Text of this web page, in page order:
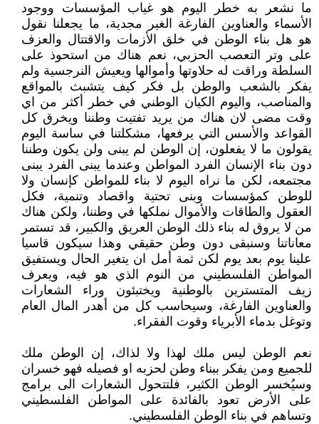
ما نشعر به خطر اليوم هو غياب المؤسسات ووجود
الأسماء والعناوين الفارغة الغير مجدية، ما يجعلنا نقول
هو هل بناء الوطن في خلق الأزمات والاقتتال والعزف
على وتر التعصب الحزبي، نعم هناك من استحوذ على
السلطة وراقت له حلاوتها وأموالها ويعيش النرجسية ولم
يفكر بالشعب والوطن بل فكر كيف يتشبث بالمواقع
والمناصب، واليوم الكيان الوطني في خطر أكثر من اي
وقت مضى لان هناك من يريد تفتيت وطننا ويخرق كل
القواعد والأسس التي يرفعها، مشكلتنا في ساسة اليوم
يقولون ما لا يفعلون، إن الوطن لم يبنى ولن يكون وطننا
دون بناء الإنسان الفرد المواطن وعندما يبنى الفرد يبنى
مجتمعه، لكن ما نراه اليوم لا بناء للمواطن كإنسان ولا
للوطن كمؤسسات وبنى تحتية واقصاد وتنمية، فكل
العقول والطاقات والأموال نملكها في وطننا، ولكن هناك
من لا يروق له بناء ذلك الوطن العريق والكبير، قد تستمر
معاناتنا وسنبقى دون وطن حقيقي وهذا سيكون قاسيا
علينا يوم بعد يوم لكن ثمة أمل ان يتغير الحال ويستفيق
المواطن الفلسطيني من النوم الذي هو فيه، ويعرف
زيف المتسترين بالوطنية ويختبئون وراء الشعارات
والعناوين الفارغة، وسيحاسب كل من أهدر المال العام
وتوغل بدماء الأبرياء وقوت الفقراء.
نعم الوطن ليس ملك لهذا ولا لذاك، إن الوطن ملك
للجميع ومن يفكر ببناء وطن لحزبه او فصيله فهو خسران
وسيُخسر الوطن الكثير، فلتتحول الشعارات الى برامج
على الأرض تعود بالفائدة على المواطن الفلسطيني
وتساهم في بناء الوطن الفلسطيني.